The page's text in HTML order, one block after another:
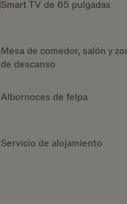
Smart TV de 65 pulgadas
Mesa de comedor, salón y
de descanso
Albornoces de felpa
Servicio de alojamiento